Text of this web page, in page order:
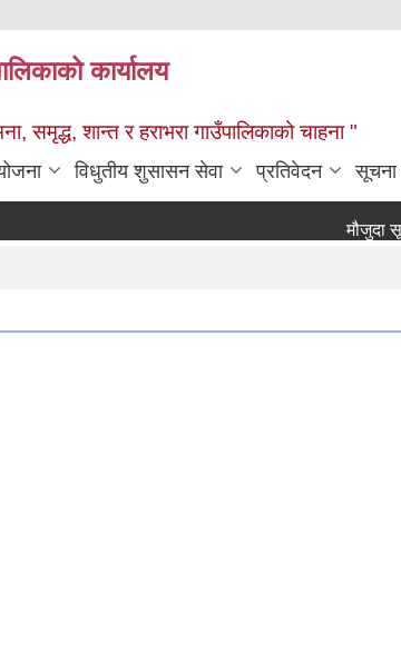
कार्यालय
समृद्ध, शान्त र हराभरा गाउँपालिकाको चाहना "
विधुतीय शुसासन सेवा प्रतिवेदन सूचना
मौजुदा सूची